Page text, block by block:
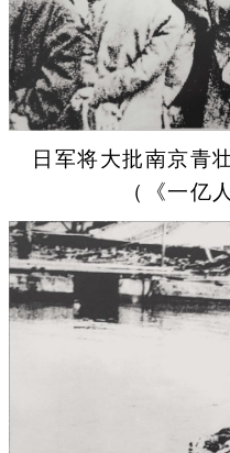
日军将大批南京青
（《一亿